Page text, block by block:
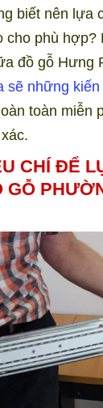
biết nên lựa
cho phù hợp?
đồ gỗ Hưng
sẽ những
toàn miễn
CHÍ ĐỂ
GỖ